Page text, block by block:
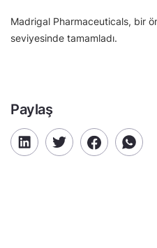
Madrigal Pharmaceuticals, bir
seviyesinde tamamladı.
Paylaş